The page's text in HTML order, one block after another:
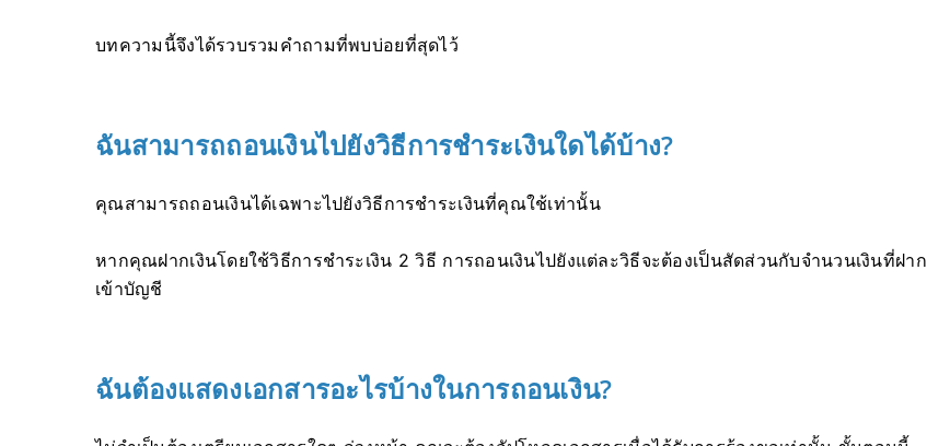
บทความนี้จึงได้รวบรวมคำถามที่พบบ่อยที่สุดไว้
ฉันสามารถถอนเงินไปยังวิธีการชำระเงินใดได้บ้าง?
คุณสามารถถอนเงินได้เฉพาะไปยังวิธีการชำระเงินที่คุณใช้เท่านั้น
หากคุณฝากเงินโดยใช้วิธีการชำระเงิน 2 วิธี การถอนเงินไปยังแต่ละวิธีจะต้องเป็นสัดส่วนกับจำนวนเงินที่ฝาก
เข้าบัญชี
ฉันต้องแสดงเอกสารอะไรบ้างในการถอนเงิน?